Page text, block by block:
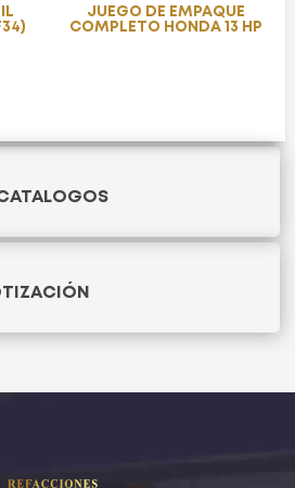
JUEGO DE EMPAQUE
COMPLETO HONDA 13 HP